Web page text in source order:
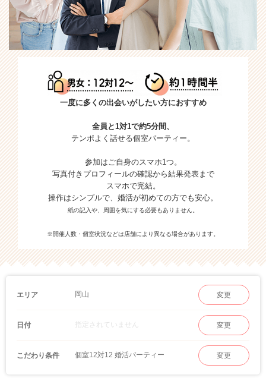
一度に多くの出会いがしたい方におすすめ
全員と1対1で約5分間、
テンポよく話せる個室パーティー。
参加はご自身のスマホ1つ。
写真付きプロフィールの確認から結果発表まで
スマホで完結。
操作はシンプルで、婚活が初めての方でも安心。
紙の記入や、周囲を気にする必要もありません。
※開催人数・個室状況などは店舗により異なる場合があります。
エリア 岡山 変更
日付 指定されていません 変更
こだわり条件 個室12対12 婚活パーティー 変更